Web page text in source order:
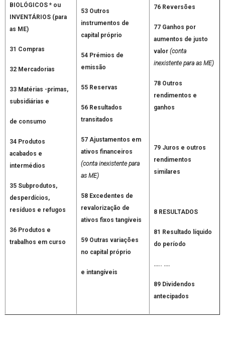
BIOLÓGICOS * ou
INVENTÁRIOS (para
as ME)
31 Compras
32 Mercadorias
33 Matérias -primas,
subsidiárias e
de consumo
34 Produtos
acabados e
intermédios
35 Subprodutos,
desperdícios,
resíduos e refugos
36 Produtos e
trabalhos em curso
53 Outros
instrumentos de
capital próprio
54 Prémios de
emissão
55 Reservas
56 Resultados
transitados
57 Ajustamentos em
ativos financeiros
(conta inexistente para
as ME)
58 Excedentes de
revalorização de
ativos fixos tangíveis
59 Outras variações
no capital próprio
e intangíveis
76 Reversões
77 Ganhos por
aumentos de justo
valor(conta
inexistente para as ME)
78 Outros
rendimentos e
ganhos
79 Juros e outros
rendimentos
similares
8 RESULTADOS
81 Resultado líquido
do período
….. ….
89 Dividendos
antecipados